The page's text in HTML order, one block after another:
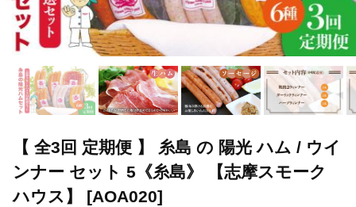
【 全3回 定期便 】 糸島 の 陽光 ハム / ウイ
ンナー セット 5《糸島》 【志摩スモーク
ハウス】 [AOA020]